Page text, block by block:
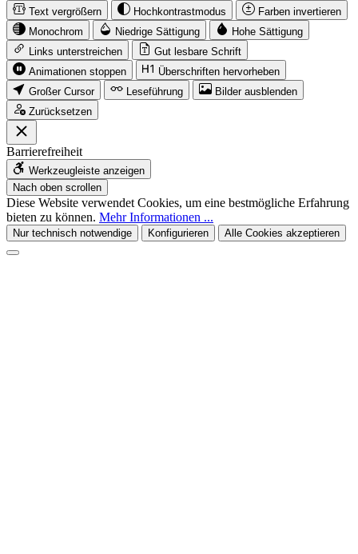
Text vergrößern Hochkontrastmodus
Farben invertieren
Monochrom
Niedrige Sättigung
Hohe Sättigung
Links unterstreichen
Gut lesbare Schrift
Animationen stoppen
Überschriften hervorheben
Großer Cursor
Leseführung
Bilder ausblenden
Zurücksetzen
Barrierefreiheit
Werkzeugleiste anzeigen
Nach oben scrollen
Diese Website verwendet Cookies, um eine bestmögliche Erfahrung
bieten zu können. Mehr Informationen ...
Nur technisch notwendige Konfigurieren Alle Cookies akzeptieren